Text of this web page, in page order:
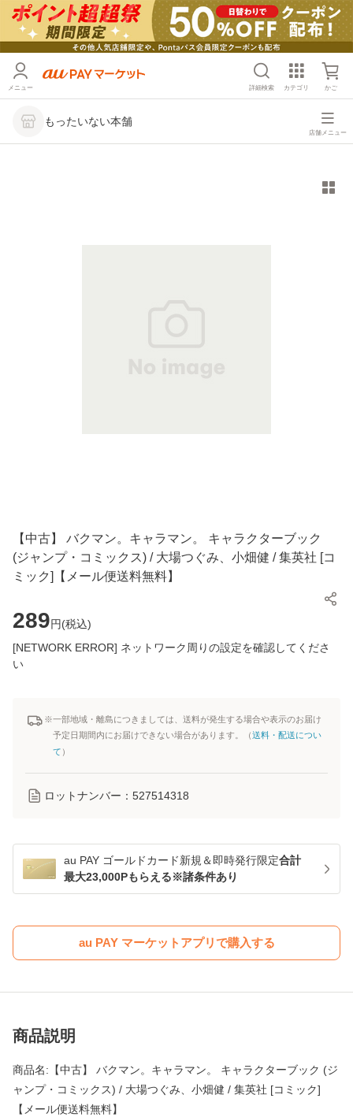
メニュー 詳細検索 カテゴリ かご
もったいない本舗
店舗メニュー
【中古】 バクマン。キャラマン。 キャラクターブック
(ジャンプ・コミックス) / 大場つぐみ、小畑健 / 集英社 [コ
ミック]【メール便送料無料】
289円(税込)
[NETWORK ERROR] ネットワーク周りの設定を確認してくださ
い
※一部地域・離島につきましては、送料が発生する場合や表示のお届け
予定日期間内にお届けできない場合があります。（送料・配送につい
て ）
ロットナンバー： 527514318
au PAY ゴールドカード新規＆即時発行限定合計
最大23,000Pもらえる※諸条件あり
au PAY マーケットアプリで購入する
商品説明
商品名:【中古】 バクマン。キャラマン。 キャラクターブック (ジ
ャンプ・コミックス) / 大場つぐみ、小畑健 / 集英社 [コミック]
【メール便送料無料】